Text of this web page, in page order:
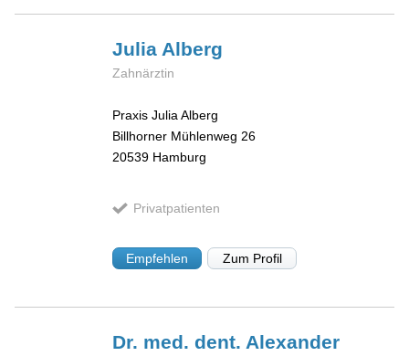
Julia Alberg
Zahnärztin
Praxis Julia Alberg
Billhorner Mühlenweg 26
20539 Hamburg
Privatpatienten
Empfehlen Zum Profil
Dr. med. dent. Alexander